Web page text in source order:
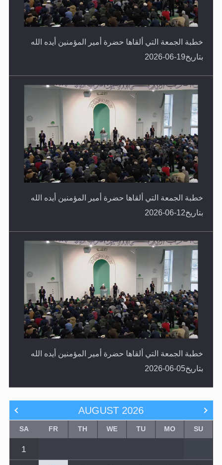
خطبة الجمعة التي ألقاها حضرة أمير المؤمنين أيده الله
بتاريخ19-06-2026
خطبة الجمعة التي ألقاها حضرة أمير المؤمنين أيده الله
بتاريخ12-06-2026
خطبة الجمعة التي ألقاها حضرة أمير المؤمنين أيده الله
بتاريخ05-06-2026
AUGUST 2026
SU
MO
TU
WE
TH
FR
SA
1